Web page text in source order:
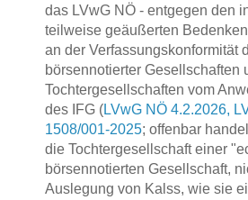
das LVwG NÖ - entgegen den
teilweise geäußerten
an der Verfassungskonformität
börsennotierter Gesellschaften
Tochtergesellschaften vom
des IFG (LVwG NÖ 4.2.2026,
1508/001-2025; offenbar
die Tochtergesellschaft einer
börsennotierten Gesellschaft,
Auslegung von Kalss, wie sie